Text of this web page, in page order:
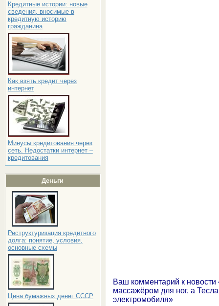
Кредитные истории: новые
сведения, вносимые в
кредитную историю
гражданина
Как взять кредит через
интернет
Минусы кредитования через
сеть. Недостатки интернет –
кредитования
Деньги
Реструктуризация кредитного
долга: понятие, условия,
основные схемы
Цена бумажных денег СССР
Ваш комментарий к новости
массажёром для ног, а
электромобиля»